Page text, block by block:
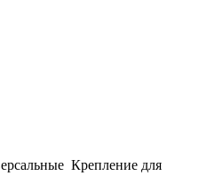
Крепление для